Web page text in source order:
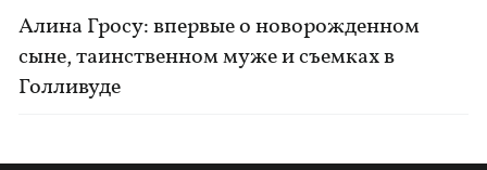
Алина Гросу: впервые о новорожденном
сыне, таинственном муже и съемках в
Голливуде